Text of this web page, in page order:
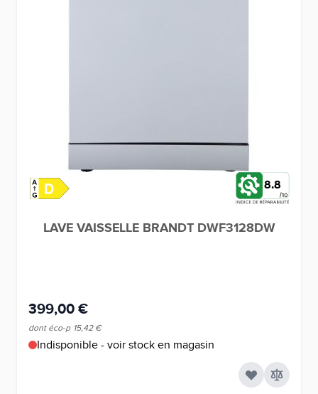
8.8
LAVE VAISSELLE BRANDT DWF3128DW
399,00 €
dont éco-p 15,42 €
Indisponible - voir stock en magasin